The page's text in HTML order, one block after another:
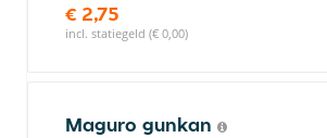
€ 2,75
incl. statiegeld (€ 0,00)
Maguro gunkan